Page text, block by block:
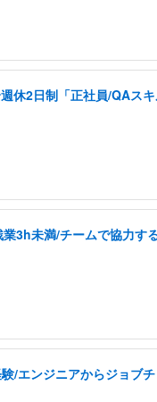
休2日制「正社員/QAス
3h未満/チームで協力す
/エンジニアからジョブチ